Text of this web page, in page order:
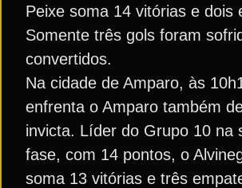
Peixe soma 14 vitórias e dois
Somente três gols foram
convertidos.
Na cidade de Amparo, às
enfrenta o Amparo também
invicta. Líder do Grupo 10 na
fase, com 14 pontos, o
soma 13 vitórias e três